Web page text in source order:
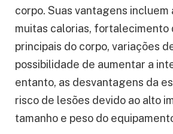
corpo. Suas vantagens incluem
muitas calorias, fortalecimento
principais do corpo, variações
possibilidade de aumentar a
entanto, as desvantagens da
risco de lesões devido ao alto
tamanho e peso do